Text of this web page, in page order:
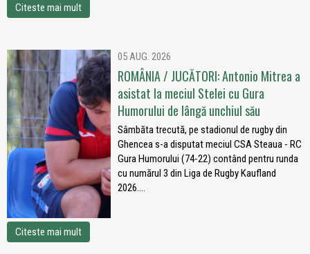
Citeste mai mult
05 AUG. 2026
ROMÂNIA / JUCĂTORI: Antonio Mitrea a
asistat la meciul Stelei cu Gura
Humorului de lângă unchiul său
Sâmbăta trecută, pe stadionul de rugby din
Ghencea s-a disputat meciul CSA Steaua - RC
Gura Humorului (74-22) contând pentru runda
cu numărul 3 din Liga de Rugby Kaufland
2026....
Citeste mai mult